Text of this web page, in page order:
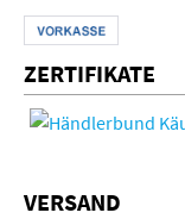
ZERTIFIKATE
VERSAND